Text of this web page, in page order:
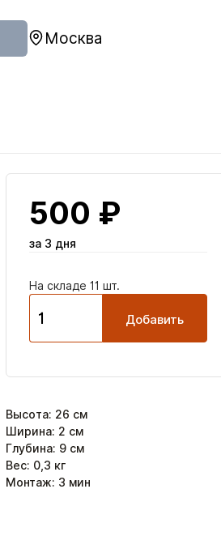
Москва
500 ₽
за 3 дня
На складе 11 шт.
Добавить
Высота: 26 см
Ширина: 2 см
Глубина: 9 см
Вес: 0,3 кг
Монтаж: 3 мин